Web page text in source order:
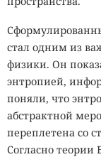
стал одним из
физики. Он
энтропией,
поняли, что
абстрактной
переплетена со
Согласно